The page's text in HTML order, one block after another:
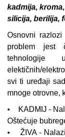
kadmija,
silicija, berilija,
Osnovni
problem jest
tehnologije
elektičnih/
svi ti uređaji
mnoge otrovne,
• KADMIJ -
Oštećuje
• ŽIVA - Nalazi